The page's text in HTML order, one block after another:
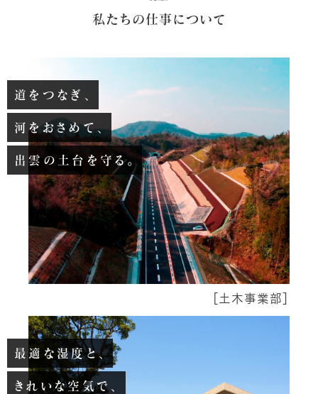
私たちの仕事について
道をつなぎ、
河をおさめて、
出雲の土台を守る。
［土木事業部］
最適な湿度と、
きれいな空気で、